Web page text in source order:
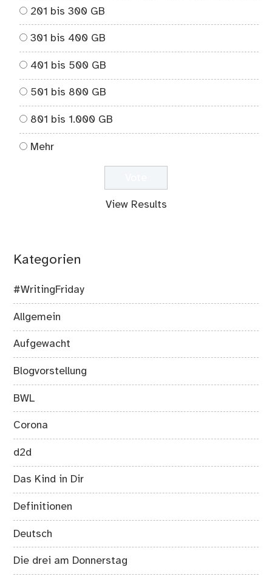
201 bis 300 GB
301 bis 400 GB
401 bis 500 GB
501 bis 800 GB
801 bis 1.000 GB
Mehr
View Results
Kategorien
#WritingFriday
Allgemein
Aufgewacht
Blogvorstellung
BWL
Corona
d2d
Das Kind in Dir
Definitionen
Deutsch
Die drei am Donnerstag